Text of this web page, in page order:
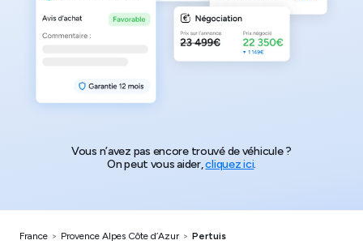
Vous n’avez pas encore trouvé de véhicule ?
On peut vous aider,cliquez ici.
France > Provence Alpes Côte d’Azur > Pertuis